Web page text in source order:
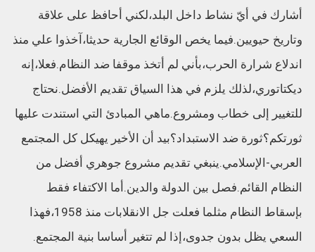
أشارك في أيّ نشاط داخل البلد،لكني أحافظ على علاقة
وتاريخ حيويين.فيما يخص الوقائع الجارية حديثا،آخذوا علي منذ
اندلاع شرارة الحرب،بأني لم أتخذ موقفا ضد النظام.فعلا،إنه
ديكتاتوري،لذلك يلزم في هذا السياق تقديم الأفضل.نحتاج
للتغيير إلى خطاب ومشروع.ماهي المبادئ التي استندت عليها
ثورتكم؟ثورة ضد الاستبداد؟بيد أن الأخير يهيكل كل المجتمع
العربي-الإسلامي.ينبغي تقديم مشروع جوهري أفضل من
النظام القائم.فصل بين الدولة والدين.أما الاكتفاء فقط
بإسقاط النظام مثلما فعلت جل الانقلابات منذ 1958،فهذا
السعي يظل بدون جدوى،إذا لم تتغير أساسا بنية المجتمع.